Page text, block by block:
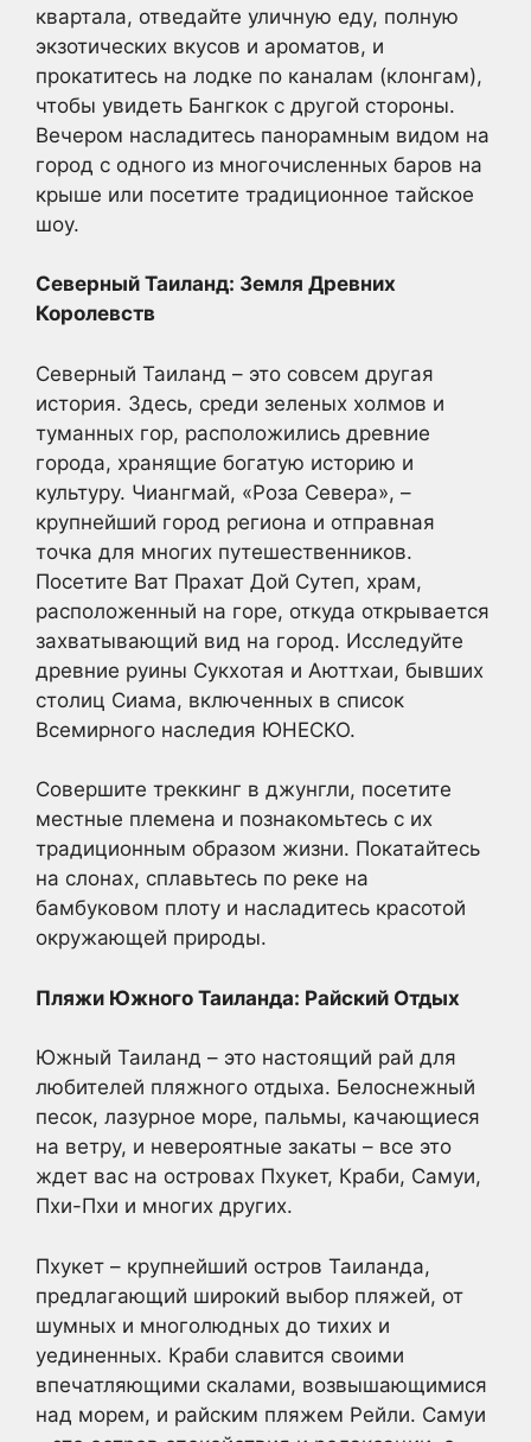
квартала, отведайте уличную еду, полную
экзотических вкусов и ароматов, и
прокатитесь на лодке по каналам (клонгам),
чтобы увидеть Бангкок с другой стороны.
Вечером насладитесь панорамным видом на
город с одного из многочисленных баров на
крыше или посетите традиционное тайское
шоу.
Северный Таиланд: Земля Древних
Королевств
Северный Таиланд – это совсем другая
история. Здесь, среди зеленых холмов и
туманных гор, расположились древние
города, хранящие богатую историю и
культуру. Чиангмай, «Роза Севера», –
крупнейший город региона и отправная
точка для многих путешественников.
Посетите Ват Прахат Дой Сутеп, храм,
расположенный на горе, откуда открывается
захватывающий вид на город. Исследуйте
древние руины Сукхотая и Аюттхаи, бывших
столиц Сиама, включенных в список
Всемирного наследия ЮНЕСКО.
Совершите треккинг в джунгли, посетите
местные племена и познакомьтесь с их
традиционным образом жизни. Покатайтесь
на слонах, сплавьтесь по реке на
бамбуковом плоту и насладитесь красотой
окружающей природы.
Пляжи Южного Таиланда: Райский Отдых
Южный Таиланд – это настоящий рай для
любителей пляжного отдыха. Белоснежный
песок, лазурное море, пальмы, качающиеся
на ветру, и невероятные закаты – все это
ждет вас на островах Пхукет, Краби, Самуи,
Пхи-Пхи и многих других.
Пхукет – крупнейший остров Таиланда,
предлагающий широкий выбор пляжей, от
шумных и многолюдных до тихих и
уединенных. Краби славится своими
впечатляющими скалами, возвышающимися
над морем, и райским пляжем Рейли. Самуи